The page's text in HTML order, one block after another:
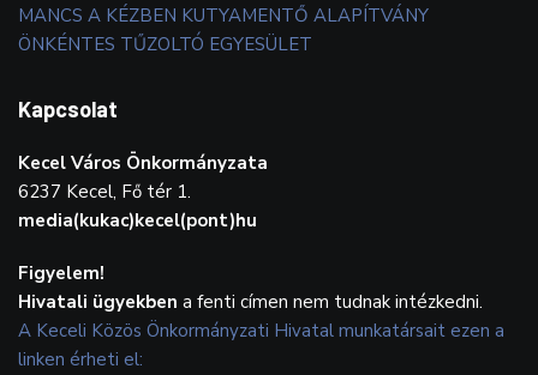
MANCS A KÉZBEN KUTYAMENTŐ ALAPÍTVÁNY
ÖNKÉNTES TŰZOLTÓ EGYESÜLET
Kapcsolat
Kecel Város Önkormányzata
6237 Kecel, Fő tér 1.
media(kukac)kecel(pont)hu
Figyelem!
Hivatali ügyekben a fenti címen nem tudnak intézkedni.
A Keceli Közös Önkormányzati Hivatal munkatársait ezen a
linken érheti el: